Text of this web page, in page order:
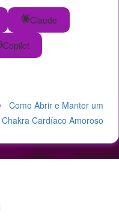
Claude
Copilot
Como Abrir e Manter um
Chakra Cardíaco Amoroso